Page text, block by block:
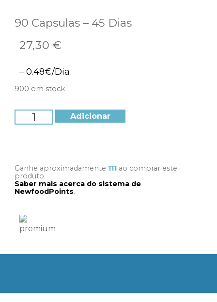
base em
de cliente
90 Capsulas – 45 Dias
27,30€
– 0.48€/Dia
900 em stock
Adicionar
Ganhe aproximadamente 111 ao comprar este
produto.
Saber mais acerca do sistema de
NewfoodPoints.